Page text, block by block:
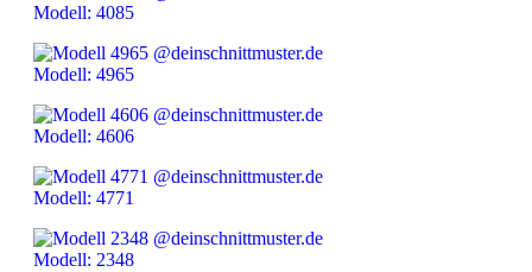
Modell: 4085
Modell: 4965
Modell: 4606
Modell: 4771
Modell: 2348